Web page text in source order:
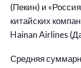
(Пекин) и
китайских
Hainan Airlines
Средняя